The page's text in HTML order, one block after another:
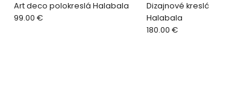
Art deco polokreslá Halabala
99.00 €
Dizajnové kreslá H -
Halabala
180.00 €